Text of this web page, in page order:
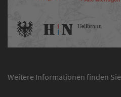
Weitere Informationen finden Sie